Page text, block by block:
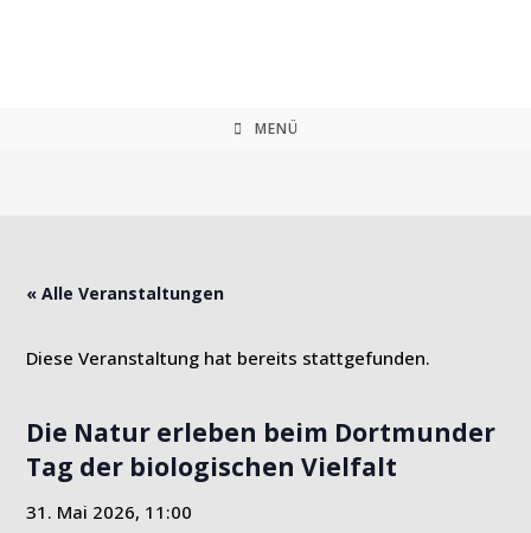
MENÜ
« Alle Veranstaltungen
Diese Veranstaltung hat bereits stattgefunden.
Die Natur erleben beim Dortmunder
Tag der biologischen Vielfalt
31. Mai 2026, 11:00